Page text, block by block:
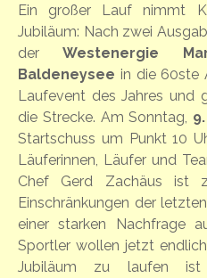
Ein großer Lauf nimmt
Jubiläum: Nach zwei
derWestenergie
Baldeneysee in die 60ste
Laufevent des Jahres und
die Strecke. Am Sonntag,
Startschuss um Punkt 10
Läuferinnen, Läufer und
Chef Gerd Zachäus ist
Einschränkungen der
einer starken Nachfrage
Sportler wollen jetzt
Jubiläum zu laufen